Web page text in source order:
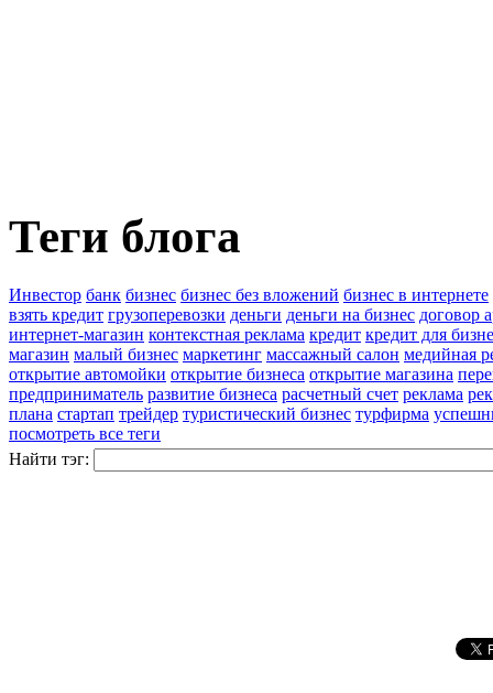
Теги блога
Инвестор банк бизнес бизнес без вложений бизнес в интернете
взять кредит грузоперевозки деньги деньги на бизнес договор
интернет-магазин контекстная реклама кредит кредит для
магазин малый бизнес маркетинг массажный салон медийная
открытие автомойки открытие бизнеса открытие магазина
предприниматель развитие бизнеса расчетный счет реклама
плана стартап трейдер туристический бизнес турфирма
посмотреть все теги
Найти тэг: